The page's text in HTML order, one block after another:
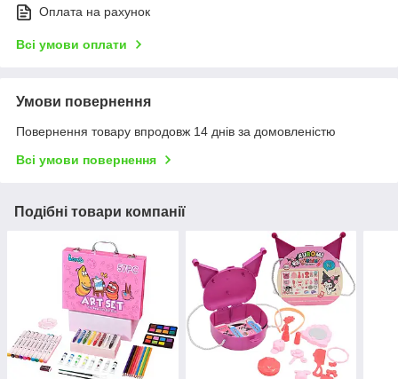
Оплата на рахунок
Всі умови оплати
Умови повернення
Повернення товару впродовж 14 днів за домовленістю
Всі умови повернення
Подібні товари компанії